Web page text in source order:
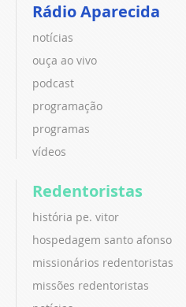
Rádio Aparecida
notícias
ouça ao vivo
podcast
programação
programas
vídeos
Redentoristas
história pe. vitor
hospedagem santo afonso
missionários redentoristas
missões redentoristas